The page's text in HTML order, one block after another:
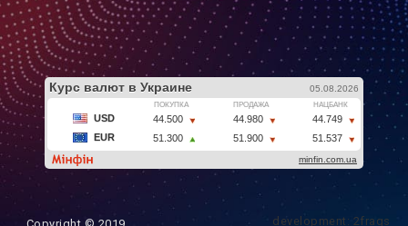
development: 2frags